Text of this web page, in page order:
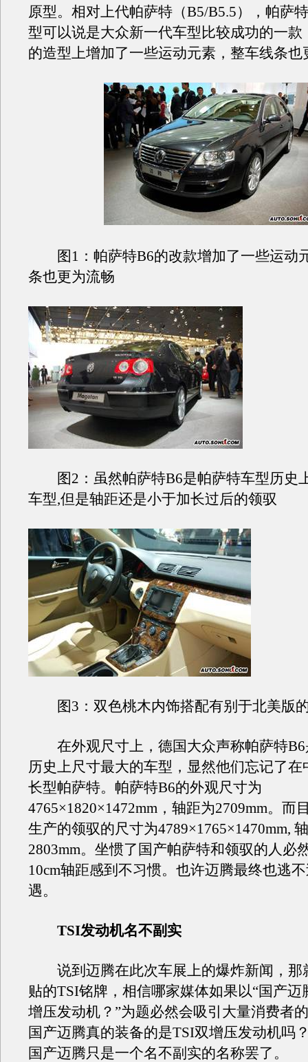
原型。相对上代帕萨特（B5/B5.5），帕萨
型可以说是大众新一代车型比较成功的一款
的造型上增加了一些运动元素，整车线条也
图1：帕萨特B6的改款增加了一些运动
条也更为流畅
图2：虽然帕萨特B6是帕萨特车型历史
车型,但是轴距还是小于加长过后的领驭
图3：双色桃木内饰搭配有别于北美版
在外观尺寸上，德国大众声称帕萨特B6
历史上尺寸最大的车型，显然他们忘记了在
长型帕萨特。帕萨特B6的外观尺寸为
4765×1820×1472mm，轴距为2709mm。而
生产的领驭的尺寸为4789×1765×1470mm,
2803mm。坐惯了国产帕萨特和领驭的人必
10cm轴距感到不习惯。也许迈腾最终也逃
遇。
TSI发动机名不副实
说到迈腾在此次车展上的爆炸新闻，那
贴的TSI铭牌，相信哪家媒体如果以“国产迈
增压发动机？”为题必然会吸引大量消费者
国产迈腾真的装备的是TSI双增压发动机吗
国产迈腾只是一个名不副实的名称罢了。